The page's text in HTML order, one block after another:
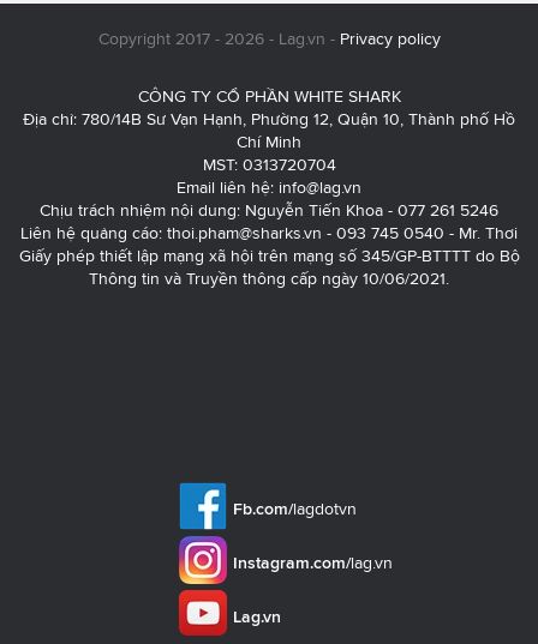
Copyright 2017 - 2026 - Lag.vn - Privacy policy
CÔNG TY CỔ PHẦN WHITE SHARK
Địa chỉ: 780/14B Sư Vạn Hạnh, Phường 12, Quận 10, Thành phố Hồ
Chí Minh
MST: 0313720704
Email liên hệ: info@lag.vn
Chịu trách nhiệm nội dung: Nguyễn Tiến Khoa - 077 261 5246
Liên hệ quảng cáo: thoi.pham@sharks.vn - 093 745 0540 - Mr. Thơi
Giấy phép thiết lập mạng xã hội trên mạng số 345/GP-BTTTT do Bộ
Thông tin và Truyền thông cấp ngày 10/06/2021.
Fb.com/lagdotvn
Instagram.com/lag.vn
Lag.vn